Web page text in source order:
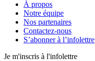
À propos
Notre équipe
Nos partenaires
Contactez-nous
S’abonner à l’infolettre
Je m'inscris à l'infolettre